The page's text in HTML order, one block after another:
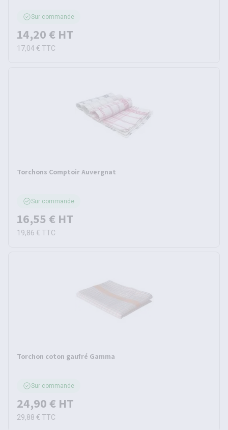
Sur commande
14,20 € HT
17,04 € TTC
Torchons Comptoir Auvergnat
Sur commande
16,55 € HT
19,86 € TTC
Torchon coton gaufré Gamma
Sur commande
24,90 € HT
29,88 € TTC